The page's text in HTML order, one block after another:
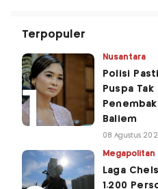
Terpopuler
Nusantara
Polisi
Puspa
Baliem
08 Agustus
Megapolitan
Laga
1.200